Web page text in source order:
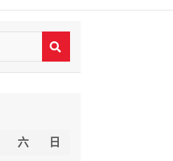
六
日